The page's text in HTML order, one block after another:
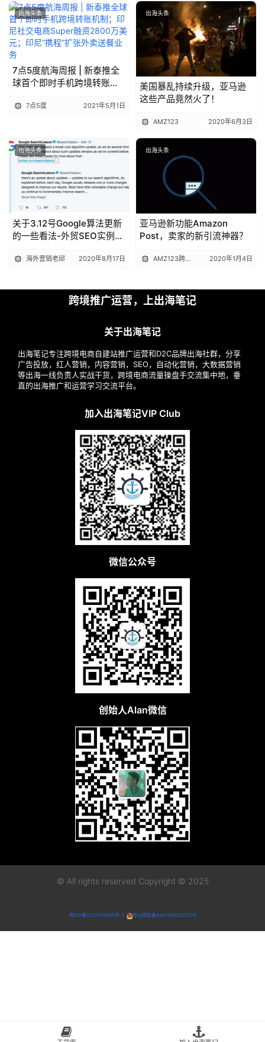
出海头条
7点5度航海周报 | 新泰推全
球首个即时手机跨境转账机
资2800万美元；印尼“携程”
7点5度 2021年5月1日
出海头条
美国暴乱持续升级，亚马逊
这些产品竟然火了！
AMZ123 2020年6月3日
出海头条
关于3.12号Google算法更新
的一些看法-外贸SEO实例分
海外营销老邱 2020年8月17日
出海头条
亚马逊新功能Amazon
Post，卖家的新引流神器？
AMZ123跨境电商 2020年1月4日
跨境推广运营，上出海笔记
关于出海笔记
出海笔记专注跨境电商自建站推广运营和D2C品牌出海社群，分享
广告投放，红人营销，内容营销，SEO，自动化营销，大数据营销
等出海一线负责人实战干货，跨境电商流量操盘手交流集中地，垂
直的出海推广和运营学习交流平台。
加入出海笔记VIP Club
微信公众号
创始人Alan微信
© All rights reserved Copyright © 2025
粤ICP备2023115955号-1 粤公网安备44010402003128